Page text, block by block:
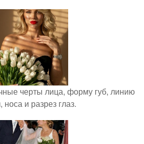
черты лица, форму губ, линию
носа и разрез глаз.